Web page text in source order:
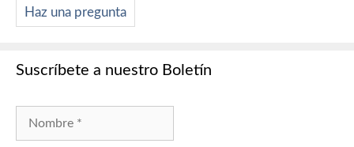
Haz una pregunta
Suscríbete a nuestro Boletín